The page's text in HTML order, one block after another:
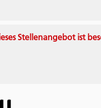
Stellenangebot ist